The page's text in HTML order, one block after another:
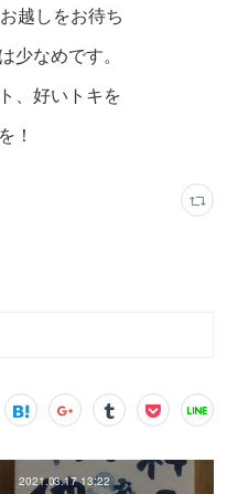
越しをお待ち
少なめです。
、好いトキを
！
2021.03.17 13:22